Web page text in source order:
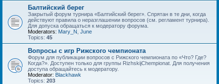
Балтийский берег
Закрытый форум турнира «Балтийский берег». Спрятан в те дни, когда
действуют правила о неразглашении вопросов (см. регламент турнира).
Для допуска обращаться к модератору форума.
Moderators: Mary_N June
Topics: 45
Вопросы с игр Рижского чемпионата
Форум для публикации вопросов с Рижского чемпионата по «Что? Где?
Когда?». Доступен только для группы RizhskijChempionat. Для получения
доступа обращайтесь к модератору.
Moderator: Blackhawk
Topics: 203